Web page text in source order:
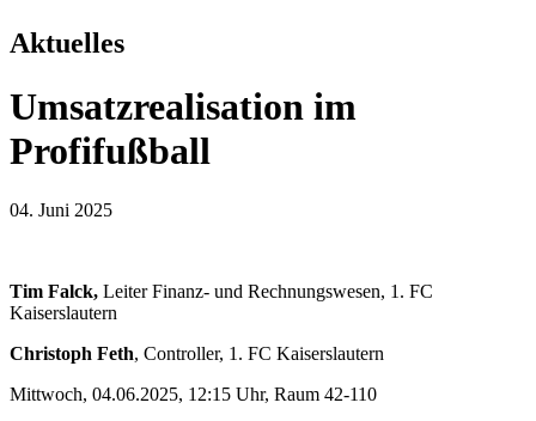
Aktuelles
Umsatzrealisation im
Profifußball
04. Juni 2025
Tim Falck, Leiter Finanz- und Rechnungswesen, 1. FC
Kaiserslautern
Christoph Feth, Controller, 1. FC Kaiserslautern
Mittwoch, 04.06.2025, 12:15 Uhr, Raum 42-110